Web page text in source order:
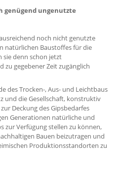
genügend ungenutzte
noch nicht genutzte
natürlichen Baustoffes für die
sie denn schon jetzt
zu gegebener Zeit zugänglich
des Trocken-, Aus- und Leichtbaus
und die Gesellschaft, konstruktiv
Deckung des Gipsbedarfes
Generationen natürliche und
zur Verfügung stellen zu können,
Bauen beizutragen und
Produktionsstandorten zu